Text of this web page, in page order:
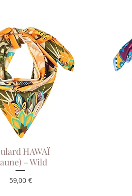
Aperçu rapide
HAWAÏ
– Wild
Prix
59,00 €